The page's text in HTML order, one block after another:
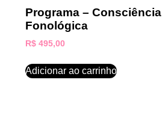
Programa – Consciência
Fonológica
R$ 495,00
Adicionar ao carrinho